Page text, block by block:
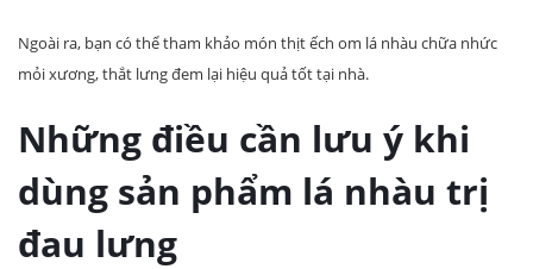
Ngoài ra, bạn có thể tham khảo món thịt ếch om lá nhàu chữa nhức
mỏi xương, thắt lưng đem lại hiệu quả tốt tại nhà.
Những điều cần lưu ý khi
dùng sản phẩm lá nhàu trị
đau lưng